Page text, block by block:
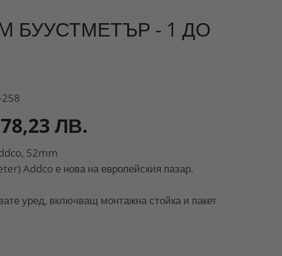
БУУСТМЕТЪР - 1 ДО
258
ЛВ.
52mm
Addco е нова на европейския пазар.
уред, включващ монтажна стойка и пакет